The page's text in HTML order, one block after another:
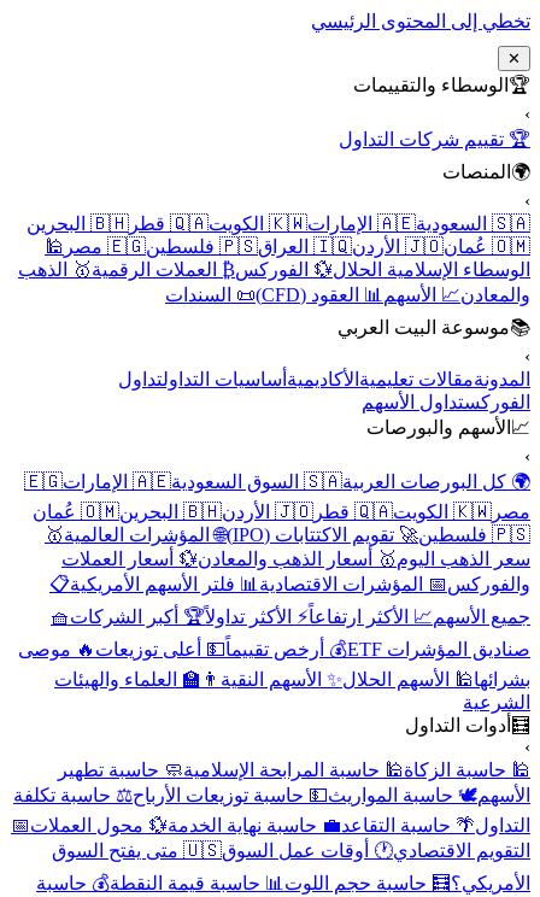
تخطي إلى المحتوى الرئيسي
✕
🏆 الوسطاء والتقييمات
›
🏆 تقييم شركات التداول
🌍 المنصات
›
🇸🇦 السعودية
🇦🇪 الإمارات 🇰🇼 الكويت 🇶🇦 قطر
🇧🇭 البحرين
🇴🇲 عُمان
🇯🇴 الأردن 🇮🇶 العراق 🇵🇸 فلسطين 🇪🇬 مصر
🕌
الوسطاء الإسلامية الحلال💱 الفوركس₿ العملات الرقمية🥇 الذهب
والمعادن📈 الأسهم 📊 العقود (CFD)
📜 السندات
📚موسوعة البيت العربي
›
المدونةمقالات تعليمية الأكاديمية أساسيات التداولتداول
الفوركستداول الأسهم
📈 الأسهم والبورصات
›
🌍 كل البورصات العربية🇸🇦 السوق السعودية 🇦🇪 الإمارات
🇪🇬
مصر 🇰🇼 الكويت 🇶🇦 قطر 🇯🇴 الأردن 🇧🇭 البحرين
🇴🇲 عُمان
🇵🇸 فلسطين
🚀 تقويم الاكتتابات (IPO) 🌐 المؤشرات العالمية🥇
سعر الذهب اليوم🥇 أسعار الذهب والمعادن💱 أسعار العملات
والفوركس📅 المؤشرات الاقتصادية 📊 فلتر الأسهم الأمريكية📋
جميع الأسهم📈 الأكثر ارتفاعاً⚡ الأكثر تداولاً🏆 أكبر الشركات🧺
صناديق المؤشرات ETF
💰 أرخص تقييماً💵 أعلى توزيعات 🔥 موصى
بشرائها🕌 الأسهم الحلال✨ الأسهم النقية 👨‍🏫 العلماء والهيئات
الشرعية
🧮 أدوات التداول
›
🕌 حاسبة الزكاة🕌 حاسبة المرابحة الإسلامية🧼 حاسبة تطهير
الأسهم🕊️ حاسبة المواريث💵 حاسبة توزيعات الأرباح⚖️ حاسبة تكلفة
التداول🌴 حاسبة التقاعد💼 حاسبة نهاية الخدمة💱 محول العملات📅
التقويم الاقتصادي🕐 أوقات عمل السوق
🇺🇸 متى يفتح السوق
الأمريكي؟🧮 حاسبة حجم اللوت 📊 حاسبة قيمة النقطة💰 حاسبة